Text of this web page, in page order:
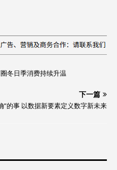
冬日季消费持续升温
下一篇
”的事 以数据新要素定义数字新未来